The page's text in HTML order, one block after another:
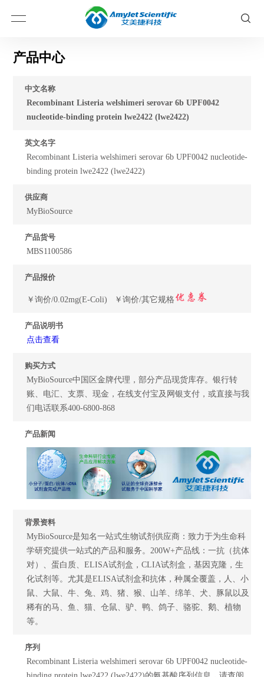
产品中心
中文名称
Recombinant Listeria welshimeri serovar 6b UPF0042
nucleotide-binding protein lwe2422 (lwe2422)
英文名字
Recombinant Listeria welshimeri serovar 6b UPF0042 nucleotide-
binding protein lwe2422 (lwe2422)
供应商
MyBioSource
产品货号
MBS1100586
产品报价
￥询价/0.02mg(E-Coli) ￥询价/其它规格
产品说明书
点击查看
购买方式
MyBioSource中国区金牌代理，部分产品现货库存。银行转
账、电汇、支票、现金，在线支付宝及网银支付，或直接与我
们电话联系400-6800-868
产品新闻
背景资料
MyBioSource是知名一站式生物试剂供应商：致力于为生命科
学研究提供一站式的产品和服务。200W+产品线：一抗（抗体
对）、蛋白质、ELISA试剂盒，CLIA试剂盒，基因克隆，生
化试剂等。尤其是ELISA试剂盒和抗体，种属全覆盖，人、小
鼠、大鼠、牛、兔、鸡、猪、猴、山羊、绵羊、犬、豚鼠以及
稀有的马、鱼、猫、仓鼠、驴、鸭、鸽子、骆驼、鹅、植物
等。
序列
Recombinant Listeria welshimeri serovar 6b UPF0042 nucleotide-